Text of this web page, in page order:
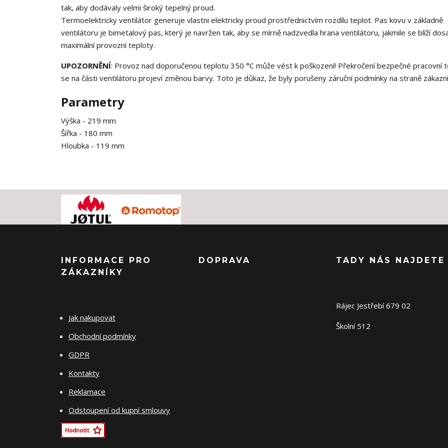
tak, aby dodávaly velmi široký tepelný proud.
Termoelektricky ventilátor generuje vlastni elektricky proud prostřednictvím rozdílu teplot. Pas kovu v základně
ventilátoru je bimetalový pas, který je navržen tak, aby se mírně nadzvedla hrana ventilátoru, jakmile se blíží
maximální provozní teploty.
UPOZORNĚNÍ: Provoz nad doporučenou teplotu 350 °C může vést k poškození! Překročení bezpečné pracovní
se na části ventilátoru projeví změnou barvy. Toto je důkaz, že byly porušeny záruční podmínky na straně
Parametry
Výška - 219 mm
Šířka - 180 mm
Hloubka - 119 mm
INFORMACE PRO
ZÁKAZNÍKY
Jak nakupovat
Obchodní podmínky
GDPR
Kontakty
Reklamace
Odstoupení od kupní smlouvy
DOPRAVA TADY NÁS NAJDETE
Rájec Jestřebí 679 02
Školní 512